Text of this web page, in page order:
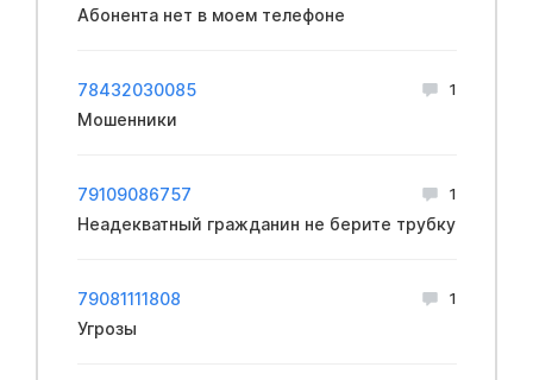
Абонента нет в моем телефоне
78432030085 1
Мошенники
79109086757 1
Неадекватный гражданин не берите трубку
79081111808 1
Угрозы